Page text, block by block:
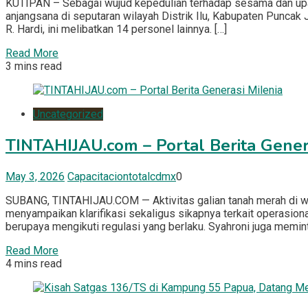
KUTIPAN – Sebagai wujud kepedulian terhadap sesama dan
anjangsana di seputaran wilayah Distrik Ilu, Kabupaten
R. Hardi, ini melibatkan 14 personel lainnya. […]
Read More
3 mins read
Uncategorized
TINTAHIJAU.com – Portal Berita
May 3, 2026 Capacitaciontotalcdmx0
SUBANG, TINTAHIJAU.COM — Aktivitas galian tanah merah di
menyampaikan klarifikasi sekaligus sikapnya terkait
berupaya mengikuti regulasi yang berlaku. Syahroni juga
Read More
4 mins read